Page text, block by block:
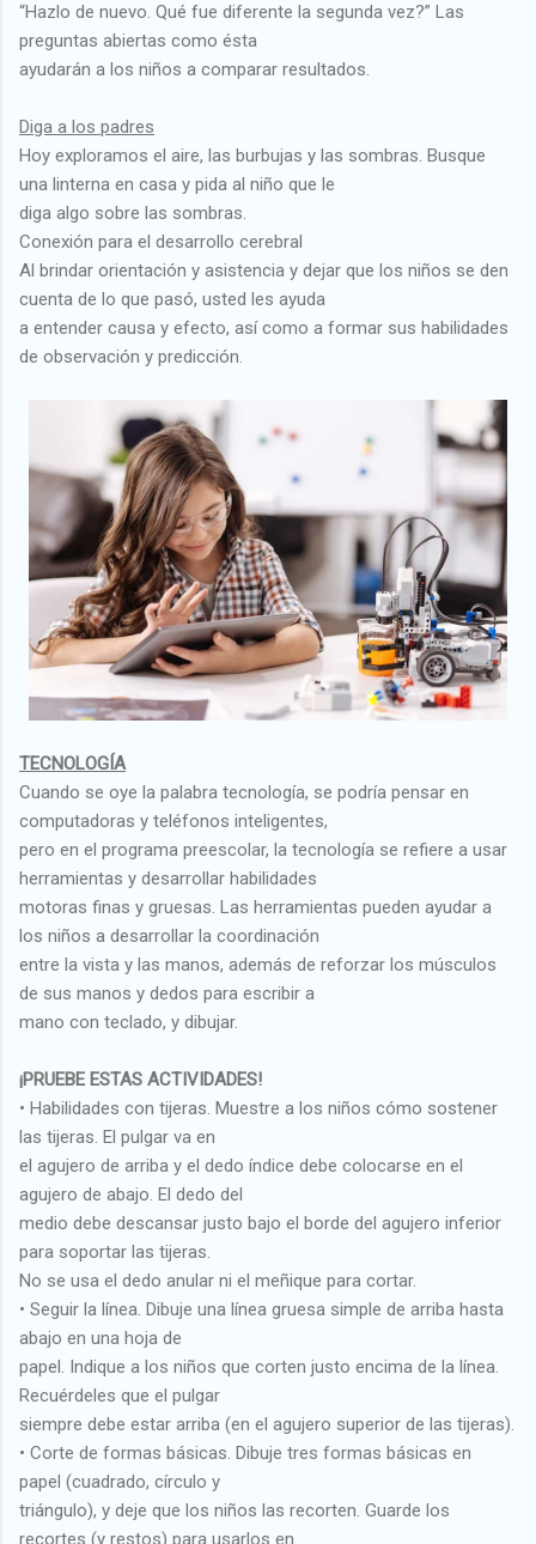
“Hazlo de nuevo. Qué fue diferente la segunda vez?” Las
preguntas abiertas como ésta
ayudarán a los niños a comparar resultados.
Diga a los padres
Hoy exploramos el aire, las burbujas y las sombras. Busque
una linterna en casa y pida al niño que le
diga algo sobre las sombras.
Conexión para el desarrollo cerebral
Al brindar orientación y asistencia y dejar que los niños se den
cuenta de lo que pasó, usted les ayuda
a entender causa y efecto, así como a formar sus habilidades
de observación y predicción.
TECNOLOGÍA
Cuando se oye la palabra tecnología, se podría pensar en
computadoras y teléfonos inteligentes,
pero en el programa preescolar, la tecnología se refiere a usar
herramientas y desarrollar habilidades
motoras finas y gruesas. Las herramientas pueden ayudar a
los niños a desarrollar la coordinación
entre la vista y las manos, además de reforzar los músculos
de sus manos y dedos para escribir a
mano con teclado, y dibujar.
¡PRUEBE ESTAS ACTIVIDADES!
• Habilidades con tijeras. Muestre a los niños cómo sostener
las tijeras. El pulgar va en
el agujero de arriba y el dedo índice debe colocarse en el
agujero de abajo. El dedo del
medio debe descansar justo bajo el borde del agujero inferior
para soportar las tijeras.
No se usa el dedo anular ni el meñique para cortar.
• Seguir la línea. Dibuje una línea gruesa simple de arriba hasta
abajo en una hoja de
papel. Indique a los niños que corten justo encima de la línea.
Recuérdeles que el pulgar
siempre debe estar arriba (en el agujero superior de las tijeras).
• Corte de formas básicas. Dibuje tres formas básicas en
papel (cuadrado, círculo y
triángulo), y deje que los niños las recorten. Guarde los
recortes (y restos) para usarlos en